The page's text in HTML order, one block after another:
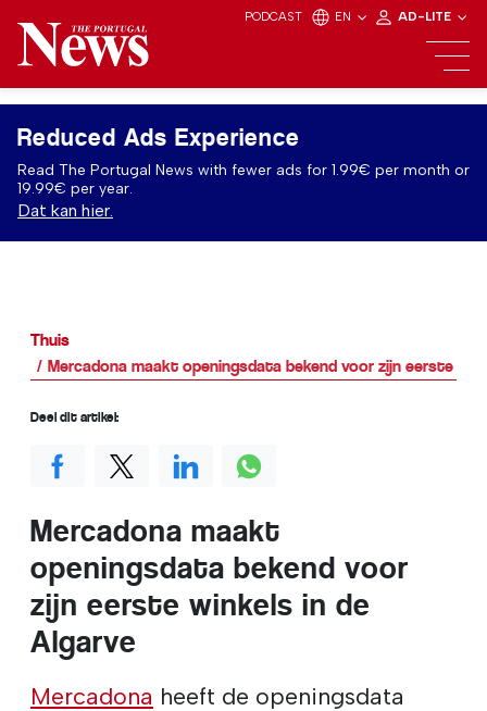
PODCAST EN AD-LITE
Reduced Ads Experience
Read The Portugal News with fewer ads for 1.99€ per month or
19.99€ per year.
Dat kan hier.
Thuis
Mercadona maakt openingsdata bekend voor zijn eerste
Mercadona maakt
openingsdata bekend voor
zijn eerste winkels in de
Algarve
Mercadona heeft de openingsdata
Deel dit artikel: